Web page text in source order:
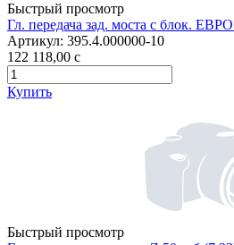
Быстрый просмотр
Гл. передача зад. моста с блок.
Артикул: 395.4.000000-10
122 118,00 c
Купить
Быстрый просмотр